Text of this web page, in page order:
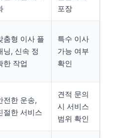
포장
춤형 이사 플
닝, 신속 정
한 작업
특수 이사
가능 여부
확인
전한 운송,
절한 서비스
견적 문의
시 서비스
범위 확인